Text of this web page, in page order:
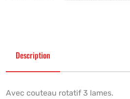
Description
Avec couteau rotatif 3 lames.